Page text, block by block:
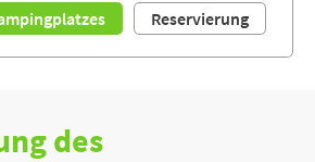
Reservierung
des